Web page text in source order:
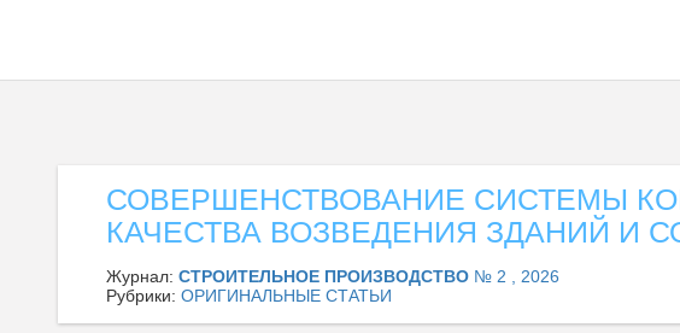
СОВЕРШЕНСТВОВАНИЕ СИСТЕМЫ
КАЧЕСТВА ВОЗВЕДЕНИЯ ЗДАНИЙ И
Журнал: СТРОИТЕЛЬНОЕ ПРОИЗВОДСТВО № 2 , 2026
Рубрики: ОРИГИНАЛЬНЫЕ СТАТЬИ